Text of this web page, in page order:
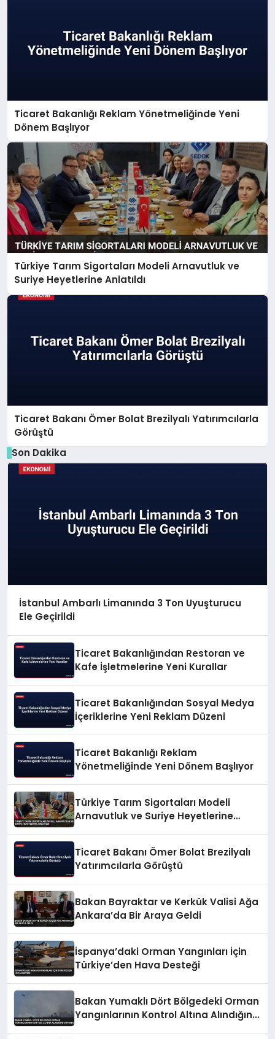
Ticaret Bakanlığı Reklam Yönetmeliğinde Yeni
Dönem Başlıyor
Türkiye Tarım Sigortaları Modeli Arnavutluk ve
Suriye Heyetlerine Anlatıldı
Ticaret Bakanı Ömer Bolat Brezilyalı Yatırımcılarla
Görüştü
Son Dakika
İstanbul Ambarlı Limanında 3 Ton Uyuşturucu
Ele Geçirildi
Ticaret Bakanlığından Restoran ve
Kafe İşletmelerine Yeni Kurallar
Ticaret Bakanlığından Sosyal Medya
İçeriklerine Yeni Reklam Düzeni
Ticaret Bakanlığı Reklam
Yönetmeliğinde Yeni Dönem Başlıyor
Türkiye Tarım Sigortaları Modeli
Arnavutluk ve Suriye Heyetlerine
Ticaret Bakanı Ömer Bolat Brezilyalı
Yatırımcılarla Görüştü
Bakan Bayraktar ve Kerkük Valisi Ağa
Ankara’da Bir Araya Geldi
İspanya’daki Orman Yangınları İçin
Türkiye’den Hava Desteği
Bakan Yumaklı Dört Bölgedeki Orman
Yangınlarının Kontrol Altına Alındığını